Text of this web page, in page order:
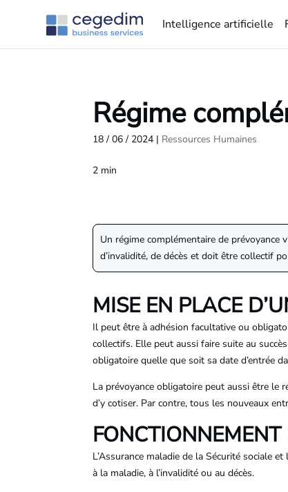
Intelligence artificielle
Régime
18 / 06 / 2024 | Ressources Humaines
2 min
Un régime complémentaire de prévoyance
d’invalidité, de décès et doit être collectif
MISE EN PLACE
Il peut être à adhésion facultative ou
collectifs. Elle peut aussi faire suite au
obligatoire quelle que soit sa date d’entrée
La prévoyance obligatoire peut aussi être le
d’y cotiser. Par contre, tous les nouveaux
L’Assurance maladie de la Sécurité sociale
à la maladie, à l’invalidité ou au décès.